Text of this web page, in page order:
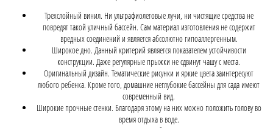
Трехслойный винил. Ни ультрафиолетовые лучи, ни чистящие средства не
повредят такой уличный бассейн. Сам материал изготовления не содержит
вредных соединений и является абсолютно гипоаллергенным.
Широкое дно. Данный критерий является показателем устойчивости
конструкции. Даже регулярные прыжки не сдвинут чашу с места.
Оригинальный дизайн. Тематические рисунки и яркие цвета заинтересуют
любого ребенка. Кроме того, домашние неглубокие бассейны для сада имеют
современный вид.
Широкие прочные стенки. Благодаря этому на них можно положить голову во
время отдыха в воде.